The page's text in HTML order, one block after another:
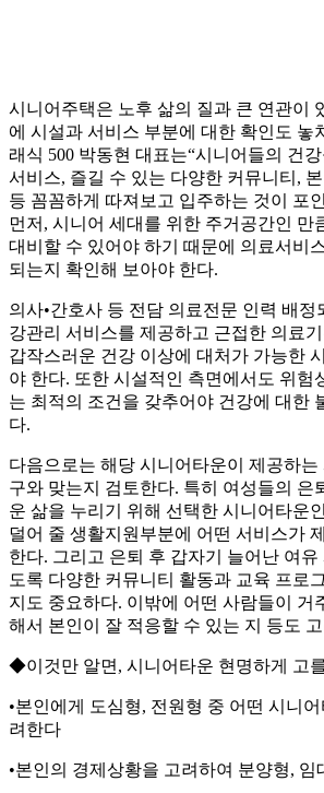
시니어주택은 노후 삶의 질과 큰 연관이
에 시설과 서비스 부분에 대한 확인도 놓
래식 500 박동현 대표는“시니어들의 건
서비스, 즐길 수 있는 다양한 커뮤니티,
등 꼼꼼하게 따져보고 입주하는 것이 포
먼저, 시니어 세대를 위한 주거공간인 만
대비할 수 있어야 하기 때문에 의료서비
되는지 확인해 보아야 한다.
의사•간호사 등 전담 의료전문 인력 배정
강관리 서비스를 제공하고 근접한 의료
갑작스러운 건강 이상에 대처가 가능한
야 한다. 또한 시설적인 측면에서도 위험
는 최적의 조건을 갖추어야 건강에 대한
다.
다음으로는 해당 시니어타운이 제공하는
구와 맞는지 검토한다. 특히 여성들의 은
운 삶을 누리기 위해 선택한 시니어타운
덜어 줄 생활지원부분에 어떤 서비스가
한다. 그리고 은퇴 후 갑자기 늘어난 여유
도록 다양한 커뮤니티 활동과 교육 프로
지도 중요하다. 이밖에 어떤 사람들이 거
해서 본인이 잘 적응할 수 있는 지 등도
◆이것만 알면, 시니어타운 현명하게 고
•본인에게 도심형, 전원형 중 어떤 시니
려한다
•본인의 경제상황을 고려하여 분양형, 임